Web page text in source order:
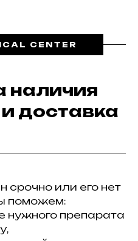
CENTER
наличия
доставка
срочно или его нет
поможем:
нужного препарата